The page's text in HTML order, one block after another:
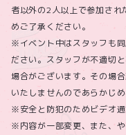
者以外の2人以上で参加さ
めご了承ください。
※イベント中はスタッフも
ださい。スタッフが不適切
場合がございます。その場
いたしませんのであらかじめ
※安全と防犯のためビデオ通
※内容が一部変更、また、